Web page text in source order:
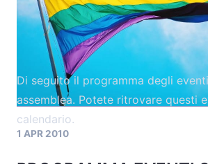
Di seguito il programma degli
assemblea. Potete ritrovare questi
calendario.
1 APR 2010